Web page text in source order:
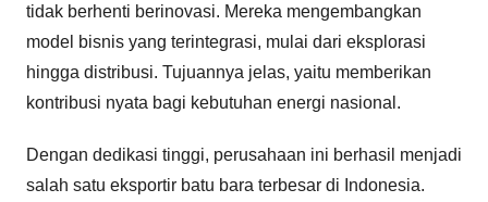
tidak berhenti berinovasi. Mereka mengembangkan
model bisnis yang terintegrasi, mulai dari eksplorasi
hingga distribusi. Tujuannya jelas, yaitu memberikan
kontribusi nyata bagi kebutuhan energi nasional.
Dengan dedikasi tinggi, perusahaan ini berhasil menjadi
salah satu eksportir batu bara terbesar di Indonesia.